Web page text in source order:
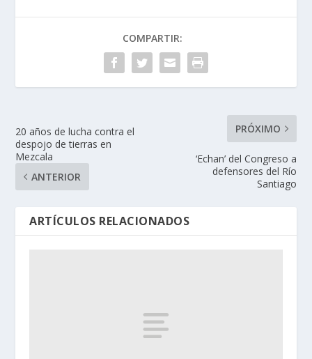
COMPARTIR:
20 años de lucha contra el
despojo de tierras en
Mezcala
ANTERIOR
PRÓXIMO
‘Echan’ del Congreso a
defensores del Río
Santiago
ARTÍCULOS RELACIONADOS